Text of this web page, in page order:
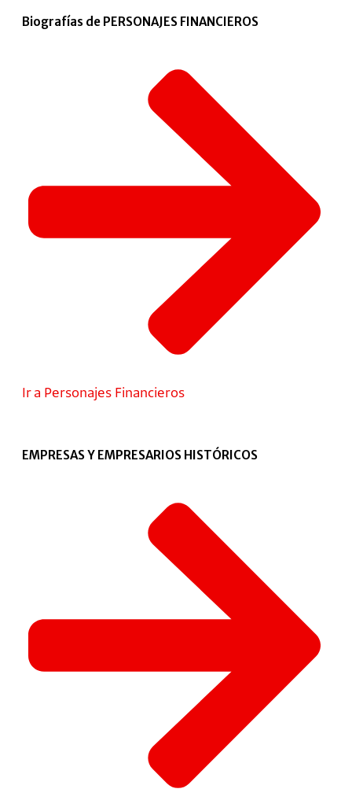
Biografías de PERSONAJES FINANCIEROS
Ir a Personajes Financieros
EMPRESAS Y EMPRESARIOS HISTÓRICOS